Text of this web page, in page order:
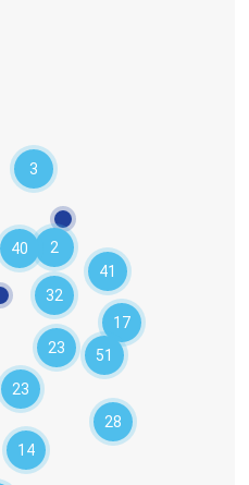
23
23
41
17
28
51
14
40
3
32
2